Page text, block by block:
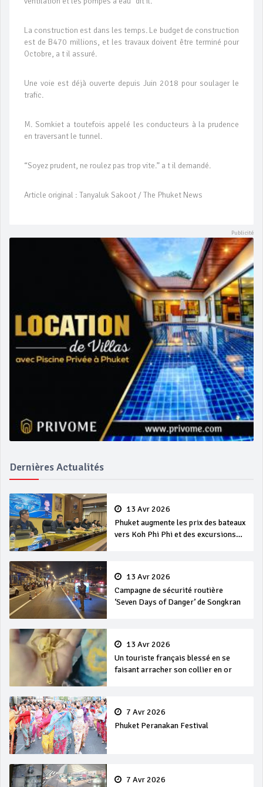
La construction est dans les temps. Le budget de construction
est de B470 millions, et les travaux doivent être terminé pour
Octobre, a t il assuré.
Une voie est déjà ouverte depuis Juin 2018 pour soulager le
trafic.
M. Somkiet a toutefois appelé les conducteurs à la prudence
en traversant le tunnel.
“Soyez prudent, ne roulez pas trop vite.” a t il demandé.
Article original : Tanyaluk Sakoot / The Phuket News
Dernières Actualités
13 Avr 2026
Phuket augmente les prix des bateaux
vers Koh Phi Phi et des excursions
13 Avr 2026
Campagne de sécurité routière
‘Seven Days of Danger’ de Songkran
13 Avr 2026
Un touriste français blessé en se
faisant arracher son collier en or
7 Avr 2026
Phuket Peranakan Festival
7 Avr 2026